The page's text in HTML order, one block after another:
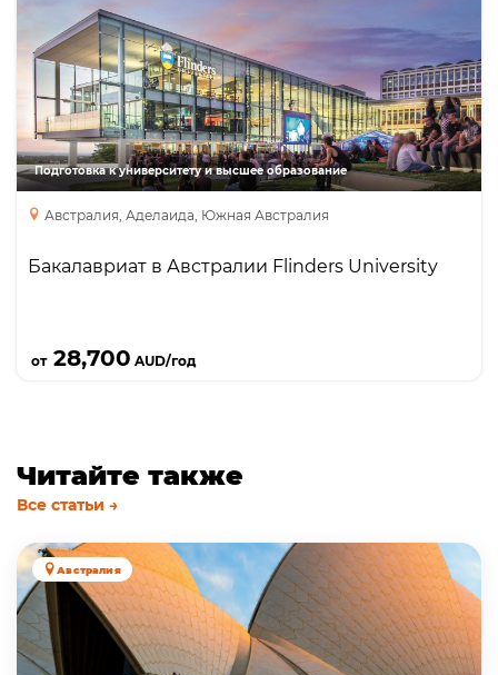
Подготовка к университету и высшее образование
Австралия, Аделаида, Южная Австралия
Бакалавриат в Австралии Flinders University
от28,700 AUD/год
Foundation
Бакалавриат
Бакалавриат
Diploma\advanced diploma
Читайте также
Все статьи →
Австралия